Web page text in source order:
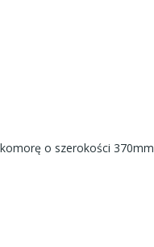
o szerokości 370mm